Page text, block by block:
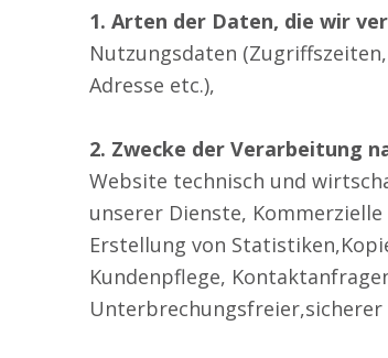
1. Arten der Daten, die wir
Nutzungsdaten
Adresse etc.),
2. Zwecke der Verarbeitung
Website technisch und
unserer Dienste,
Erstellung von
Kundenpflege,